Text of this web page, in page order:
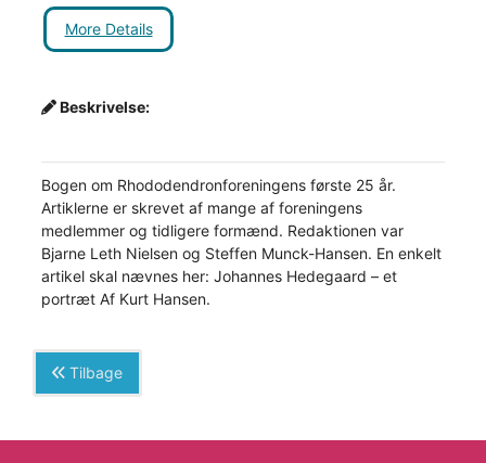
More Details
Beskrivelse:
Bogen om Rhododendronforeningens første 25 år.
Artiklerne er skrevet af mange af foreningens
medlemmer og tidligere formænd. Redaktionen var
Bjarne Leth Nielsen og Steffen Munck-Hansen. En enkelt
artikel skal nævnes her: Johannes Hedegaard – et
portræt Af Kurt Hansen.
Tilbage